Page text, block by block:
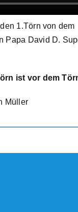
1.Törn von dem
Papa David D.
ist vor dem
Müller